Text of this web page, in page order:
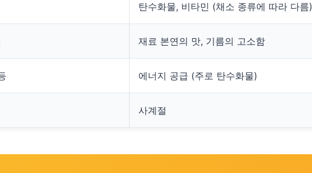
탄수화물, 비타민 (채소 종류에 따라 다름)
재료 본연의 맛, 기름의 고소함
에너지 공급 (주로 탄수화물)
사계절